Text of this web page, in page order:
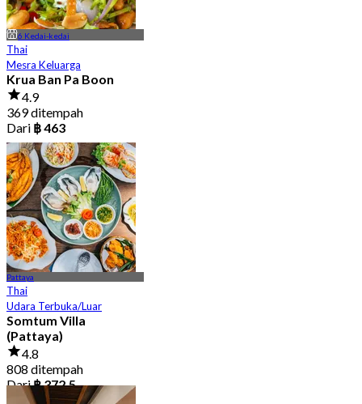
6 Kedai-kedai
Thai
Mesra Keluarga
Krua Ban Pa Boon
4.9
369 ditempah
Dari ฿ 463
Pattaya
Thai
Udara Terbuka/Luar
Somtum Villa
(Pattaya)
4.8
808 ditempah
Dari฿ 372.5